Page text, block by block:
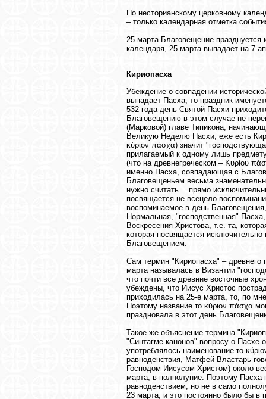
По несторианскому церковному
– только календарная отметка
25 марта Благовещение
календаря, 25 марта выпадает на 7
Кириопасха
Убеждение о совпадении
выпадает Пасха, то праздник
532 года день Святой Пасхи
Благовещению в этом случае не
(Марковой) главе Типикона,
Великую Неделю Пасхи, еже есть
κύριον πάσχα) значит
прилагаемый к одному лишь
(что на древнегреческом – Κυρίου
именно Пасха, совпадающая с
Благовещеньем весьма
нужно считать… прямо
посвящается не всецело
воспоминаемое в день
Нормальная, "господственная"
Воскресения Христова, т.е. та,
которая посвящается
Благовещением.
Сам термин "Кириопасха" –
марта называлась в Византии
что почти все древние восточные
убеждены, что Иисус Христос
приходилась на 25-е марта, то, по
Поэтому название το κύριον πάσχα
праздновала в этот день
Такое же объяснение термина
"Синтагме канонов" вопросу о Пасхе
употреблялось наименование το
равноденствия, Матфей Властарь
Господом Иисусом Христом) около
марта, в полнолуние. Поэтому Пасха
равноденствием, но не в само
23 марта, и это постоянно было бы в